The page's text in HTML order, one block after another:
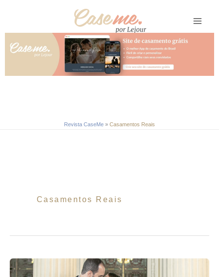
conteúdo
Revista CaseMe » Casamentos Reais
Casamentos Reais
Casamento